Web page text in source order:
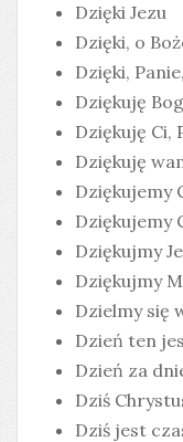
Dzięki Jezu
Dzięki, o
Dzięki,
Dziękuję
Dziękuję Ci,
Dziękuję
Dziękujemy
Dziękujemy
Dziękujmy
Dziękujmy
Dzielmy się
Dzień ten
Dzień za
Dziś
Dziś jest